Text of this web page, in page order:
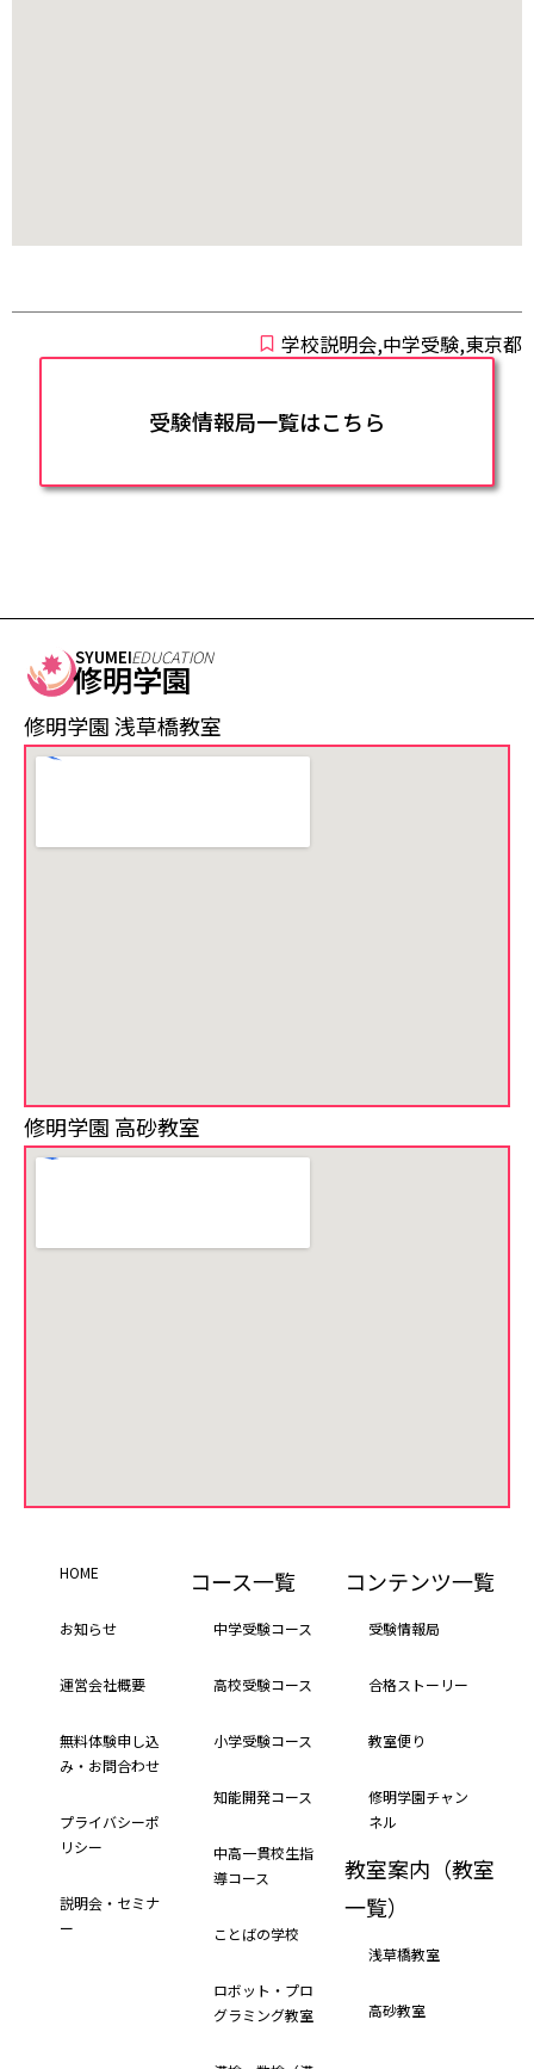
学校説明会,中学受験,東京都
受験情報局一覧はこちら
SYUMEIEDUCATION
修明学園
修明学園 浅草橋教室
修明学園 高砂教室
HOME
お知らせ
運営会社概要
無料体験申し込
み・お問合わせ
プライバシーポ
リシー
説明会・セミナ
ー
コース一覧
中学受験コース
高校受験コース
小学受験コース
知能開発コース
中高一貫校生指
導コース
ことばの学校
ロボット・プロ
グラミング教室
コンテンツ一覧
受験情報局
合格ストーリー
教室便り
修明学園チャン
ネル
教室案内（教室
一覧）
浅草橋教室
高砂教室